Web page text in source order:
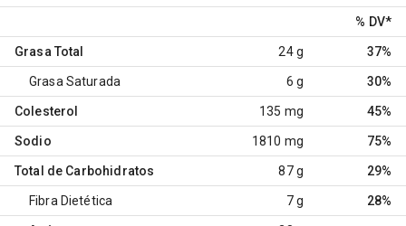
% DV*
Grasa Total 24 g 37%
Grasa Saturada 6 g 30%
Colesterol 135 mg 45%
Sodio 1810 mg 75%
Total de Carbohidratos 87 g 29%
Fibra Dietética 7 g 28%